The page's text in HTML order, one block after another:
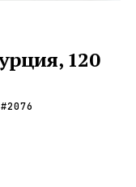
Россия · 2
120
2076